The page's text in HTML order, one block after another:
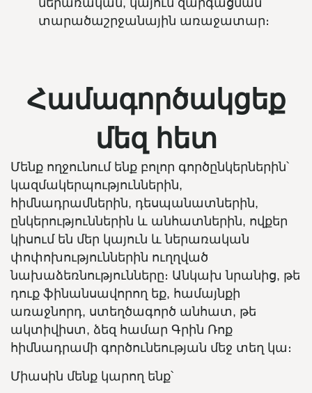
ներառական, կայուն զարգացման
տարածաշրջանային առաջատար։
Համագործակցեք
մեզ հետ
Մենք ողջունում ենք բոլոր գործընկերներին՝
կազմակերպություններին,
հիմնադրամներին, դեսպանատներին,
ընկերություններին և անհատներին, ովքեր
կիսում են մեր կայուն և ներառական
փոփոխություններին ուղղված
նախաձեռնությունները։ Անկախ նրանից, թե
դուք ֆինանսավորող եք, համայնքի
առաջնորդ, ստեղծագործ անհատ, թե
ակտիվիստ, ձեզ համար Գրին Ռոք
հիմնադրամի գործունեության մեջ տեղ կա։
Միասին մենք կարող ենք՝